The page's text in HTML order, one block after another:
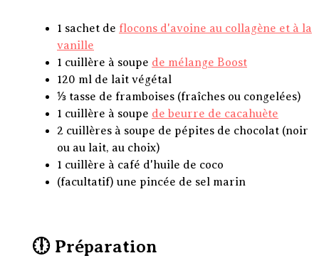
1 sachet de flocons d'avoine au collagène et à la
vanille
1 cuillère à soupe de mélange Boost
120 ml de lait végétal
⅓ tasse de framboises (fraîches ou congelées)
1 cuillère à soupe de beurre de cacahuète
2 cuillères à soupe de pépites de chocolat (noir
ou au lait, au choix)
1 cuillère à café d'huile de coco
(facultatif) une pincée de sel marin
🕕 Préparation